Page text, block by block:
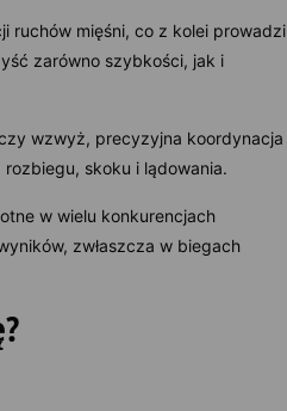
ruchów mięśni, co z kolei
zarówno szybkości, jak i
wzwyż, precyzyjna koordynacja
skoku i lądowania.
w wielu konkurencjach
zwłaszcza w biegach